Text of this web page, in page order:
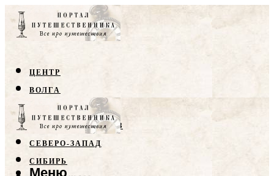
ЦЕНТР
ВОЛГА
КРЫМ
СЕВЕРНЫЙ КАВКАЗ
СЕВЕРО-ЗАПАД
СИБИРЬ
Меню